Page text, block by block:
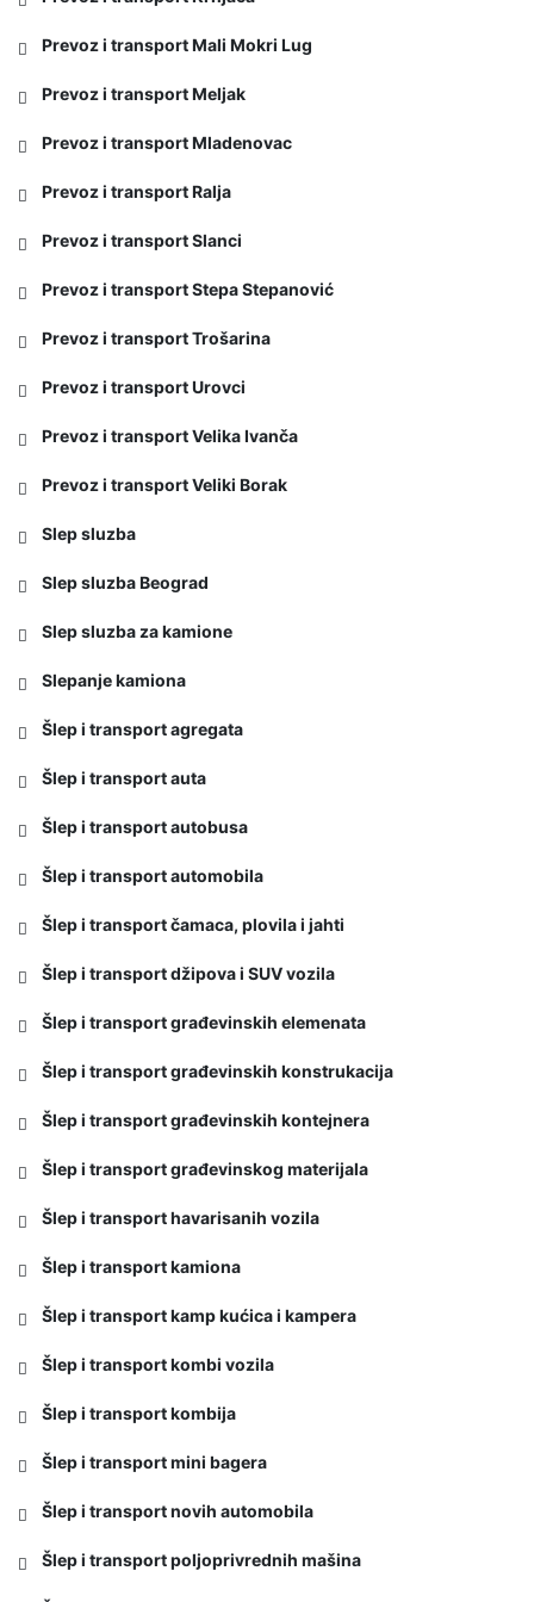
Prevoz i transport Mali Mokri Lug
Prevoz i transport Meljak
Prevoz i transport Mladenovac
Prevoz i transport Ralja
Prevoz i transport Slanci
Prevoz i transport Stepa Stepanović
Prevoz i transport Trošarina
Prevoz i transport Urovci
Prevoz i transport Velika Ivanča
Prevoz i transport Veliki Borak
Slep sluzba
Slep sluzba Beograd
Slep sluzba za kamione
Slepanje kamiona
Šlep i transport agregata
Šlep i transport auta
Šlep i transport autobusa
Šlep i transport automobila
Šlep i transport čamaca, plovila i jahti
Šlep i transport džipova i SUV vozila
Šlep i transport građevinskih elemenata
Šlep i transport građevinskih konstrukacija
Šlep i transport građevinskih kontejnera
Šlep i transport građevinskog materijala
Šlep i transport havarisanih vozila
Šlep i transport kamiona
Šlep i transport kamp kućica i kampera
Šlep i transport kombi vozila
Šlep i transport kombija
Šlep i transport mini bagera
Šlep i transport novih automobila
Šlep i transport poljoprivrednih mašina